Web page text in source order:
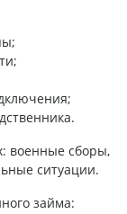
военные сборы,
ситуации.
займа: